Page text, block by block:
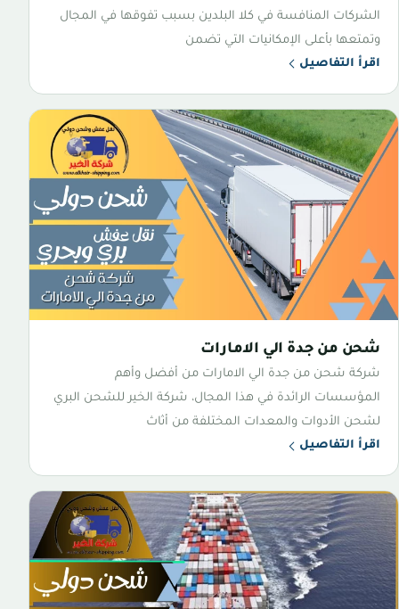
الشركات المنافسة في كلا البلدين بسبب تفوقها في المجال
وتمتعها بأعلى الإمكانيات التي تضمن
اقرأ التفاصيل
شحن من جدة الي الامارات
شركة شحن من جدة الي الامارات من أفضل وأهم
المؤسسات الرائدة في هذا المجال، شركة الخير للشحن البري
لشحن الأدوات والمعدات المختلفة من أثاث
اقرأ التفاصيل